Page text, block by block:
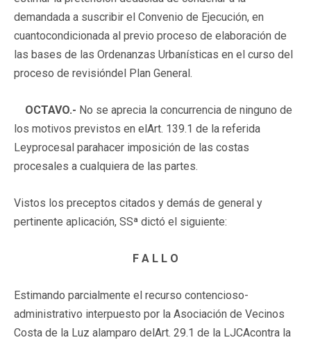
demandada a suscribir el Convenio de Ejecución, en
cuantocondicionada al previo proceso de elaboración de
las bases de las Ordenanzas Urbanísticas en el curso del
proceso de revisióndel Plan General.
OCTAVO.- No se aprecia la concurrencia de ninguno de
los motivos previstos en elArt. 139.1 de la referida
Leyprocesal parahacer imposición de las costas
procesales a cualquiera de las partes.
Vistos los preceptos citados y demás de general y
pertinente aplicación, SSª dictó el siguiente:
F A L L O
Estimando parcialmente el recurso contencioso-
administrativo interpuesto por la Asociación de Vecinos
Costa de la Luz alamparo delArt. 29.1 de la LJCAcontra la